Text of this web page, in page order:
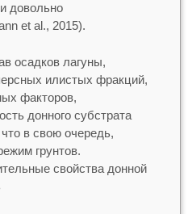
довольно
et al., 2015).
осадков лагуны,
илистых фракций,
факторов,
донного субстрата
в свою очередь,
грунтов.
свойства донной